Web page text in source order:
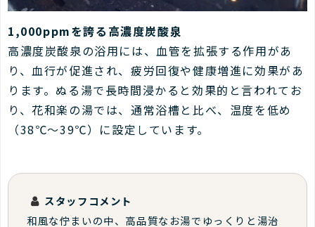
1,000ppmを誇る高濃度炭酸泉
高濃度炭酸泉の浴用には、血管を拡張する作用があ
り、血行が促進され、疲労回復や健康増進に効果があ
ります。ぬる湯で長時間浸かると効果的と言われてお
り、花和楽の湯では、通常浴槽と比べ、温度を低め
（38℃〜39℃）に設定しています。
スタッフコメント
和風な佇まいの中、高品質なお湯でゆっくりと湯治